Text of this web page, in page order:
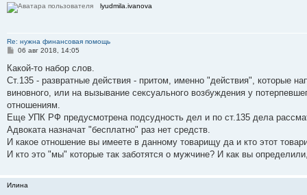
lyudmila.ivanova
Re: нужна финансовая помощь
С
о
щ
е
и
е
06 авг 2018, 14:05
Какой-то набор слов.
Ст.135 - развратные действия - притом, именно "действия", которые
виновного, или на вызывание сексуального возбуждения у
отношениям.
Еще УПК РФ предусмотрена подсудность дел и по ст.135 дела
Адвоката назначат "бесплатно" раз нет средств.
И какое отношение вы имеете в данному товарищу да и кто этот
И кто это "мы" которые так заботятся о мужчине? И как вы
Илина